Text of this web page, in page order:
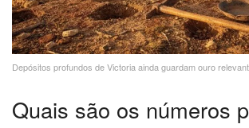
Depósitos profundos de Victoria ainda guardam ouro
Quais são os números